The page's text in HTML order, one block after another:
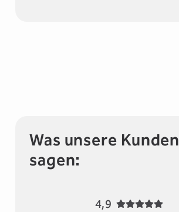
Was unsere Kunden
sagen:
4,9